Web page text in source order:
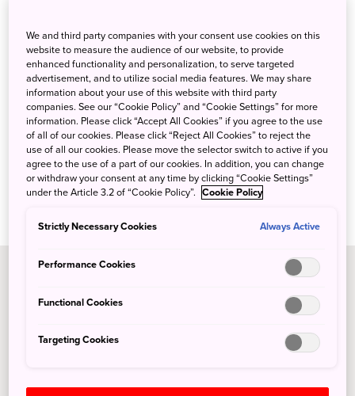
reichen Ökosystemen mit einzigartiger Flora und Fauna
erkunden.
Es gibt unzählige Möglichkeiten, die Natur Japans das
ganze Jahr über zu genießen. Wer Nervenkitzel sucht,
entscheidet sich für eine der vielen Outdoor-Aktivitäten.
Liebhaber traditioneller Kultur finden geistige Anregung
in den gut erhaltenen Dörfern des Landes.
We and third party companies with your consent use cookies on this
website to measure the audience of our website, to provide
enhanced functionality and personalization, to serve targeted
advertisement, and to utilize social media features. We may share
information about your use of this website with third party
companies. See our “Cookie Policy” and “Cookie Settings” for more
information. Please click “Accept All Cookies” if you agree to the use
of all of our cookies. Please click “Reject All Cookies” to reject the
use of all our cookies. Please move the selector switch to active if you
agree to the use of a part of our cookies. In addition, you can change
or withdraw your consent at any time by clicking “Cookie Settings”
under the Article 3.2 of “Cookie Policy”. Cookie Policy
Strictly Necessary Cookies Always Active
Performance Cookies
Functional Cookies
Targeting Cookies